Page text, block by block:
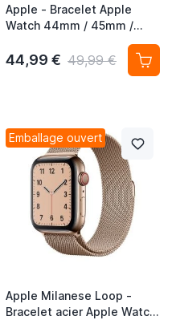
Apple - Bracelet Apple
Watch 44mm / 45mm /
46mm / 49mm - Boucle
Sport respirante - Anchor
44,99 € 49,99 €
Emballage ouvert
Apple Milanese Loop -
Bracelet acier Apple Watch